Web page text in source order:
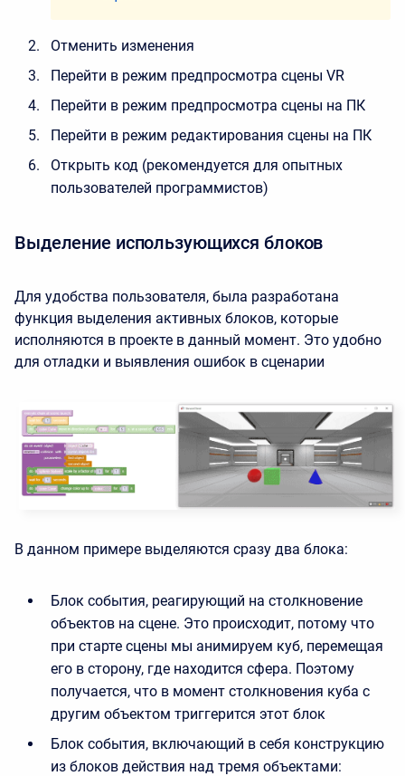
Отменить изменения
Перейти в режим предпросмотра сцены VR
Перейти в режим предпросмотра сцены на ПК
Перейти в режим редактирования сцены на ПК
Открыть код (рекомендуется для опытных
пользователей программистов)
Выделение использующихся блоков
Для удобства пользователя, была разработана
функция выделения активных блоков, которые
исполняются в проекте в данный момент. Это удобно
для отладки и выявления ошибок в сценарии
В данном примере выделяются сразу два блока:
Блок события, реагирующий на столкновение
объектов на сцене. Это происходит, потому что
при старте сцены мы анимируем куб, перемещая
его в сторону, где находится сфера. Поэтому
получается, что в момент столкновения куба с
другим объектом триггерится этот блок
Блок события, включающий в себя конструкцию
из блоков действия над тремя объектами: